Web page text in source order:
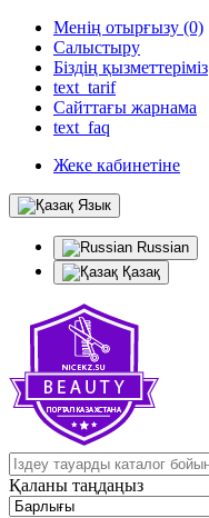
Менің отырғызу (0)
Салыстыру
Біздің қызметтеріміз
text_tarif
Сайттағы жарнама
text_faq
Жеке кабинетіне
Язык
Russian
Қазақ
Қаланы таңдаңыз